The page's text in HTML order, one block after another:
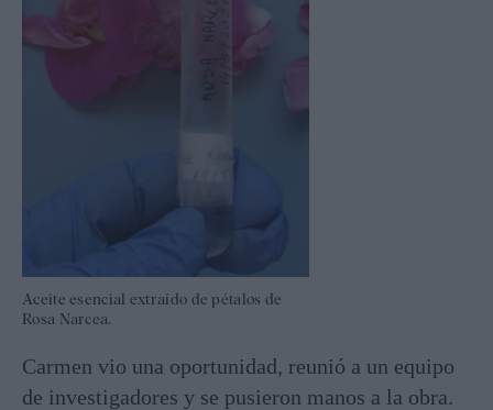
Aceite esencial extraído de pétalos de
Rosa Narcea.
Carmen vio una oportunidad, reunió a un equipo
de investigadores y se pusieron manos a la obra.